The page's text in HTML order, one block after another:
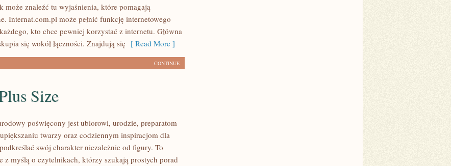
może znaleźć tu wyjaśnienia, które pomagają
Internat.com.pl może pełnić funkcję internetowego
kto chce pewniej korzystać z internetu. Główna
się wokół łączności. Znajdują się [ Read More ]
CONTINUE
Size
poświęcony jest ubiorowi, urodzie, preparatom
twarzy oraz codziennym inspiracjom dla
swój charakter niezależnie od figury. To
z myślą o czytelnikach, którzy szukają prostych porad